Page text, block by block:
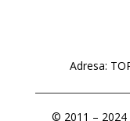
Adresa:
© 2011 –